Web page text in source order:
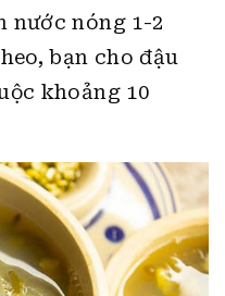
nước nóng 1-2
bạn cho đậu
khoảng 10